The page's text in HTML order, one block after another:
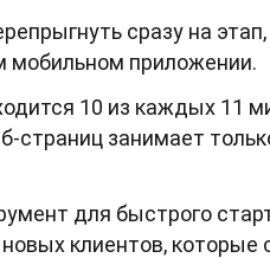
сразу на этап,
приложении.
10 из каждых 11
занимает
для быстрого
клиентов, которые